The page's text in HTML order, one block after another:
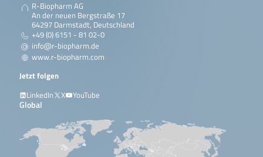
R-Biopharm AG
An der neuen Bergstraße 17
64297 Darmstadt, Deutschland
+49 (0) 6151 - 81 02-0
info@r-biopharm.de
www.r-biopharm.com
Jetzt folgen
LinkedIn
X YouTube
Global